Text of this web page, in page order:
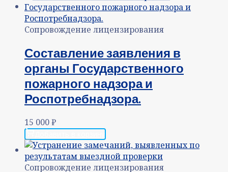
Сопровождение лицензирования
Составление заявления в
органы Государственного
пожарного надзора и
Роспотребнадзора.
15 000₽
Сопровождение лицензирования